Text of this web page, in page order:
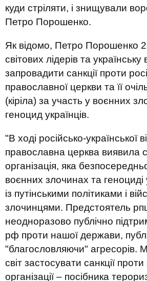
куди стріляти, і знищували
Петро Порошенко.
Як відомо, Петро Порошенко
світових лідерів та українську
запровадити санкції проти
православної церкви та її
(кіріла) за участь у воєнних
геноцид українців.
"В ході російсько-української
православна церква виявила
організація, яка
воєнних злочинах та геноциді
із путінськими політиками і
злочинцями. Предстоятель рпц
неодноразово публічно
рф проти нашої держави,
"благословляючи" агресорів.
світ застосувати санкції
організації – посібника